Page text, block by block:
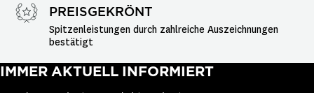
PREISGEKRÖNT
Spitzenleistungen durch zahlreiche Auszeichnungen
bestätigt
IMMER AKTUELL INFORMIERT